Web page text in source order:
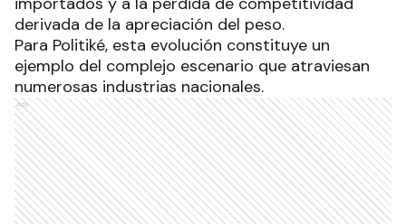
derivada de la apreciación del peso.
Para Politiké, esta evolución constituye un
ejemplo del complejo escenario que atraviesan
numerosas industrias nacionales.
Ads